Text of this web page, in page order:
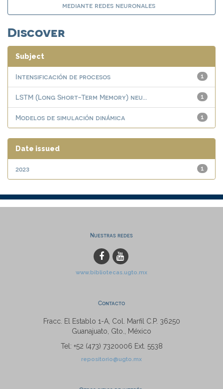
mediante redes neuronales
Discover
Subject
1
Intensificación de procesos
1
LSTM (Long Short-Term Memory) neu...
1
Modelos de simulación dinámica
Date issued
1
2023
Nuestras redes
www.bibliotecas.ugto.mx
Contacto
Fracc. El Establo 1-A, Col. Marfil C.P. 36250
Guanajuato, Gto., México
Tel: +52 (473) 7320006 Ext. 5538
repositorio@ugto.mx